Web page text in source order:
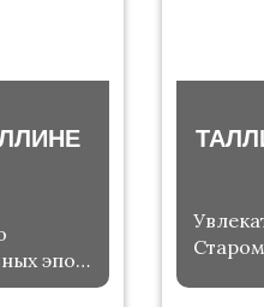
эпох